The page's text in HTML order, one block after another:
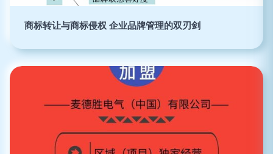
商标转让与商标侵权 企业品牌管理的双刃剑